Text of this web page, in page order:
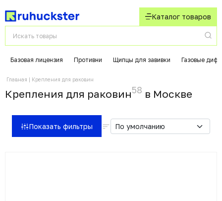
Каталог товаров
Базовая лицензия Противни Щипцы для завивки Газовые
Главная Крепления для раковин
Крепления для раковин58 в Москвe
Показать фильтры